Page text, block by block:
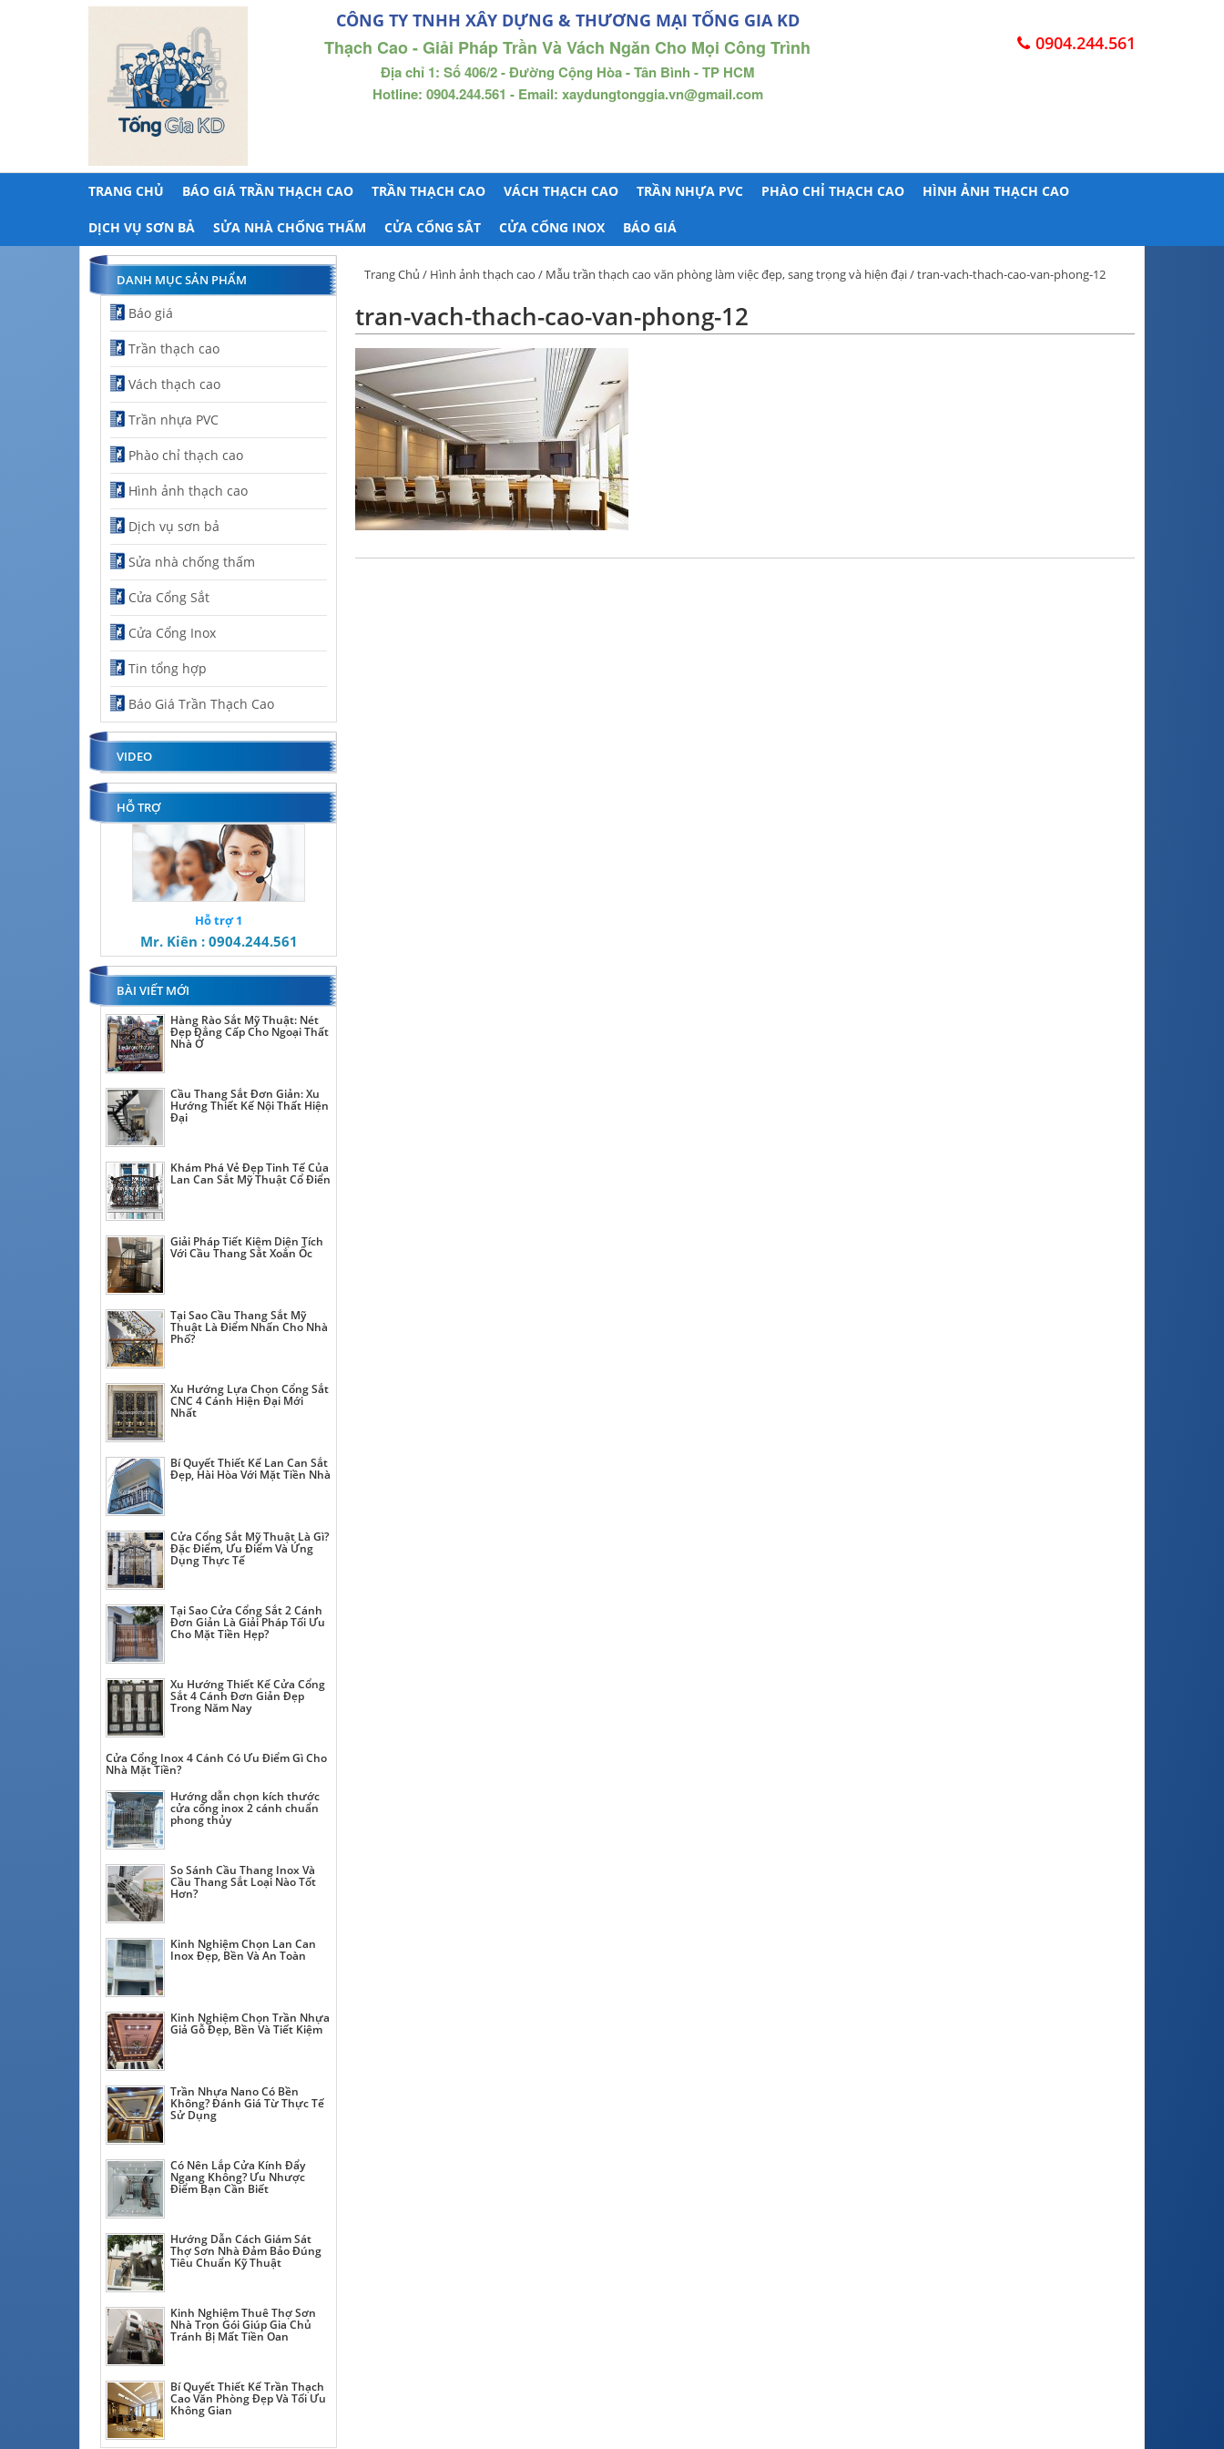
CÔNG TY TNHH XÂY DỰNG & THƯƠNG MẠI TỐNG GIA KD
Thạch Cao - Giải Pháp Trần Và Vách Ngăn Cho Mọi Công Trình
Địa chỉ 1: Số 406/2 - Đường Cộng Hòa - Tân Bình - TP HCM
Hotline: 0904.244.561 - Email: xaydungtonggia.vn@gmail.com
0904.244.561
TRANG CHỦ BÁO GIÁ TRẦN THẠCH CAO TRẦN THẠCH CAO VÁCH THẠCH CAO TRẦN NHỰA PVC PHÀO CHỈ THẠCH CAO HÌNH ẢNH THẠCH CAO
DỊCH VỤ SƠN BẢ SỬA NHÀ CHỐNG THẤM CỬA CỔNG SẮT CỬA CỔNG INOX BÁO GIÁ
Trang Chủ / Hình ảnh thạch cao / Mẫu trần thạch cao văn phòng làm việc đẹp, sang trọng và hiện đại/ tran-vach-thach-cao-van-phong-12
tran-vach-thach-cao-van-phong-12
DANH MỤC SẢN PHẨM
Báo giá
Trần thạch cao
Vách thạch cao
Trần nhựa PVC
Phào chỉ thạch cao
Hình ảnh thạch cao
Dịch vụ sơn bả
Sửa nhà chống thấm
Cửa Cổng Sắt
Cửa Cổng Inox
Tin tổng hợp
Báo Giá Trần Thạch Cao
VIDEO
HỖ TRỢ
Hỗ trợ 1
Mr. Kiên : 0904.244.561
BÀI VIẾT MỚI
Hàng Rào Sắt Mỹ Thuật: Nét
Đẹp Đẳng Cấp Cho Ngoại Thất
Nhà Ở
Cầu Thang Sắt Đơn Giản: Xu
Hướng Thiết Kế Nội Thất Hiện
Đại
Khám Phá Vẻ Đẹp Tinh Tế Của
Lan Can Sắt Mỹ Thuật Cổ Điển
Giải Pháp Tiết Kiệm Diện Tích
Với Cầu Thang Sắt Xoắn Ốc
Tại Sao Cầu Thang Sắt Mỹ
Thuật Là Điểm Nhấn Cho Nhà
Phố?
Xu Hướng Lựa Chọn Cổng Sắt
CNC 4 Cánh Hiện Đại Mới
Nhất
Bí Quyết Thiết Kế Lan Can Sắt
Đẹp, Hài Hòa Với Mặt Tiền Nhà
Cửa Cổng Sắt Mỹ Thuật Là Gì?
Đặc Điểm, Ưu Điểm Và Ứng
Dụng Thực Tế
Tại Sao Cửa Cổng Sắt 2 Cánh
Đơn Giản Là Giải Pháp Tối Ưu
Cho Mặt Tiền Hẹp?
Xu Hướng Thiết Kế Cửa Cổng
Sắt 4 Cánh Đơn Giản Đẹp
Trong Năm Nay
Cửa Cổng Inox 4 Cánh Có Ưu Điểm Gì Cho
Nhà Mặt Tiền?
Hướng dẫn chọn kích thước
cửa cổng inox 2 cánh chuẩn
phong thủy
So Sánh Cầu Thang Inox Và
Cầu Thang Sắt Loại Nào Tốt
Hơn?
Kinh Nghiệm Chọn Lan Can
Inox Đẹp, Bền Và An Toàn
Kinh Nghiệm Chọn Trần Nhựa
Giả Gỗ Đẹp, Bền Và Tiết Kiệm
Trần Nhựa Nano Có Bền
Không? Đánh Giá Từ Thực Tế
Sử Dụng
Có Nên Lắp Cửa Kính Đẩy
Ngang Không? Ưu Nhược
Điểm Bạn Cần Biết
Hướng Dẫn Cách Giám Sát
Thợ Sơn Nhà Đảm Bảo Đúng
Tiêu Chuẩn Kỹ Thuật
Kinh Nghiệm Thuê Thợ Sơn
Nhà Trọn Gói Giúp Gia Chủ
Tránh Bị Mất Tiền Oan
Bí Quyết Thiết Kế Trần Thạch
Cao Văn Phòng Đẹp Và Tối Ưu
Không Gian